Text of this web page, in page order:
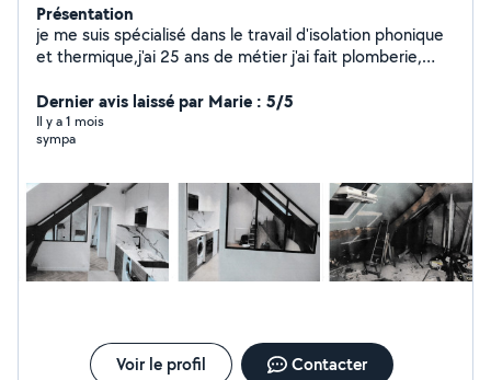
Présentation
je me suis spécialisé dans le travail d'isolation phonique
et thermique,j'ai 25 ans de métier j'ai fait plomberie,
bain,peinture et faux plafonds je fais tout travaux
d'intérieur et ravalement mes travaux sont couvert par
une garantie décennale
Dernier avis laissé par Marie : 5/5
Il y a 1 mois
sympa
Voir le profil Contacter